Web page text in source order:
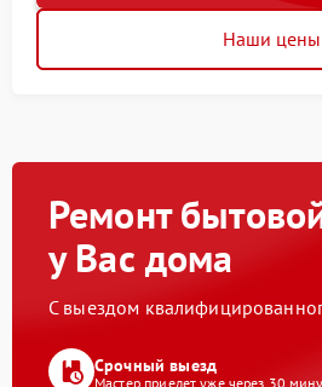
Наши цены
Ремонт
у Вас дома
С выездом
Срочный выезд
Мастер приедет уже через 30